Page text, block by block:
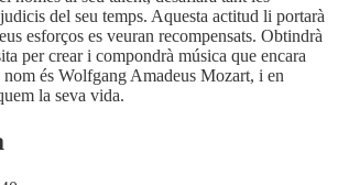
del seu temps. Aquesta actitud li portarà
esforços es veuran recompensats. Obtindrà
per crear i compondrà música que encara
és Wolfgang Amadeus Mozart, i en
la seva vida.